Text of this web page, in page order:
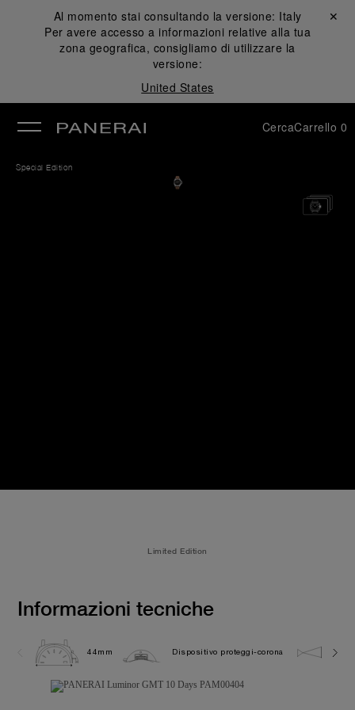
Al momento stai consultando la versione: Italy
Per avere accesso a informazioni relative alla tua
zona geografica, consigliamo di utilizzare la
versione:
United States
Chiudi ✕
CercaCarrello 0
Special Edition
Limited Edition
Informazioni tecniche
44mm Dispositivo proteggi-corona